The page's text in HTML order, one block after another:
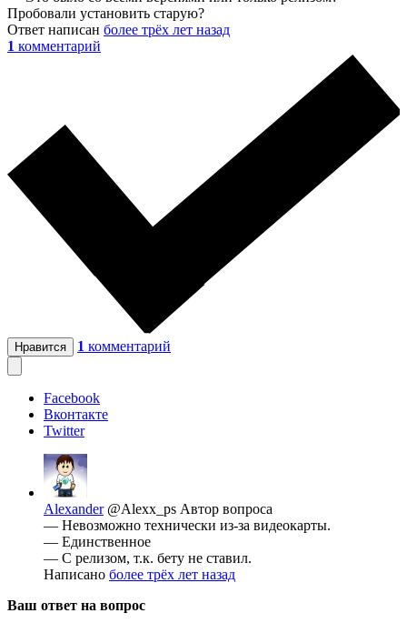
Пробовали установить старую?
Ответ написан более трёх лет назад
1 комментарий
Нравится 1 комментарий
Facebook
Вконтакте
Twitter
Alexander @Alexx_ps Автор вопроса
— Невозможно технически из-за видеокарты.
— Единственное
— С релизом, т.к. бету не ставил.
Написано более трёх лет назад
Ваш ответ на вопрос